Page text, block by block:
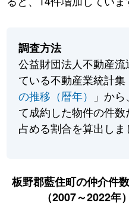
調査方法
公益財団法人不動産
ている不動産業統計集
の推移（暦年）
」か
て成約した物件の件
占める割合を算出しま
板野郡藍住町の仲介件
（2007～2022年）